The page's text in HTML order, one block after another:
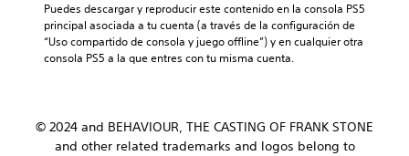
Puedes descargar y reproducir este contenido en la consola PS5
principal asociada a tu cuenta (a través de la configuración de
“Uso compartido de consola y juego offline”) y en cualquier otra
consola PS5 a la que entres con tu misma cuenta.
© 2024 and BEHAVIOUR, THE CASTING OF FRANK STONE
and other related trademarks and logos belong to